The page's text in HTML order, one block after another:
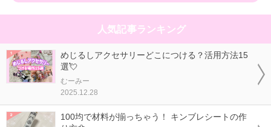
人気記事ランキング
めじるしアクセサリーどこにつける？活用方法15
選💘
むーみー
2025.12.28
100均で材料が揃っちゃう！ キンブレシートの作